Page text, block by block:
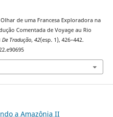
de uma Francesa Exploradora na
Comentada de Voyage au Rio
De Tradução, 42(esp. 1), 426–442.
a Amazônia II